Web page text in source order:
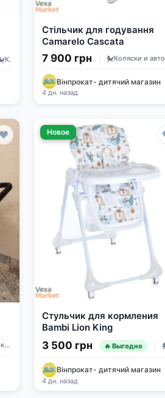
Коляски и автокресла
Стільчик для годування
Camarelo Cascata
7 900 грн
Вінпрокат- дитячий магазин
4 дн. назад
Коляски и автокресла
Новое
Стульчик для кормления
Bambi Lion King
3 500 грн 🔥 Выгодно
Вінпрокат- дитячий магазин
4 дн. назад